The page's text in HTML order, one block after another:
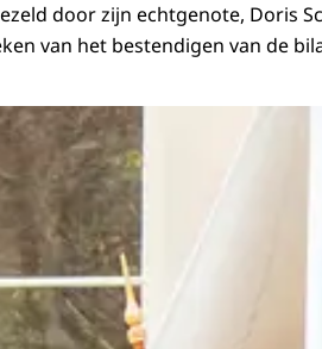
door zijn echtgenote, Doris
van het bestendigen van de